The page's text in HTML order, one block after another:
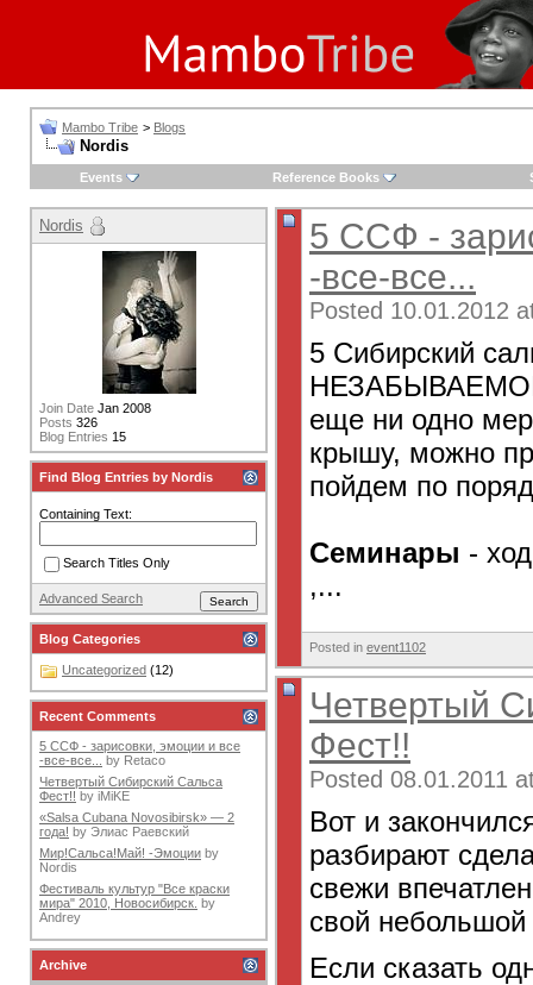
Mambo Tribe > Blogs
Nordis
Events Reference Books
5 ССФ -
-все-все...
Posted 10.01.2012
5 Сибирский
еще ни одно
крышу, можно
пойдем по
Семинары -
,...
Posted in event1102
Четвертый
Фест!!
Posted 08.01.2011
Вот и
разбирают
свежи
свой небольшой
Если сказать
Nordis
Join Date Jan 2008
Posts 326
Blog Entries 15
Find Blog Entries by Nordis
Containing Text:
Search Titles Only
Advanced Search
Blog Categories
Uncategorized (12)
Recent Comments
5 ССФ - зарисовки, эмоции и все
-все-все... by Retaco
Четвертый Сибирский Сальса
Фест!! by iMiKE
«Salsa Cubana Novosibirsk» — 2
года! by Элиас Раевский
Мир!Сальса!Май! -Эмоции by
Nordis
Фестиваль культур "Все краски
мира" 2010, Новосибирск. by
Andrey
Archive